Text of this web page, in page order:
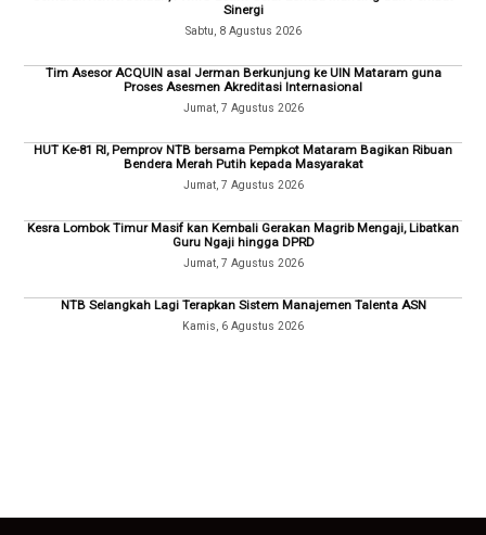
Sinergi
Sabtu, 8 Agustus 2026
Tim Asesor ACQUIN asal Jerman Berkunjung ke UIN Mataram guna
Proses Asesmen Akreditasi Internasional
Jumat, 7 Agustus 2026
HUT Ke-81 RI, Pemprov NTB bersama Pempkot Mataram Bagikan Ribuan
Bendera Merah Putih kepada Masyarakat
Jumat, 7 Agustus 2026
Kesra Lombok Timur Masif kan Kembali Gerakan Magrib Mengaji, Libatkan
Guru Ngaji hingga DPRD
Jumat, 7 Agustus 2026
NTB Selangkah Lagi Terapkan Sistem Manajemen Talenta ASN
Kamis, 6 Agustus 2026